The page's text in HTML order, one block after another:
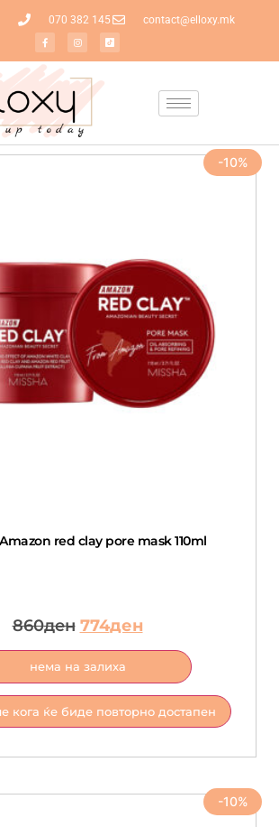
070 382 145 contact@elloxy.mk
-10%
red clay pore mask 110ml
860ден 774ден
нема на залиха
кога ќе биде повторно достапен
-10%